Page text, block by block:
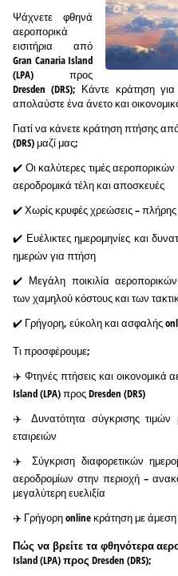
Ψάχνετε φθηνά
αεροπορικά
εισιτήρια από
Gran Canaria Island
(LPA) προς
Dresden (DRS); Κάντε κράτηση
απολαύστε ένα άνετο και
Γιατί να κάνετε κράτηση πτήσης
(DRS) μαζί μας;
✔️ Οι καλύτερες τιμές
αεροδρομικά τέλη και αποσκευές
✔️ Χωρίς κρυφές χρεώσεις –
✔️ Ευέλικτες ημερομηνίες και
ημερών για πτήση
✔️ Μεγάλη ποικιλία
των χαμηλού κόστους και των
✔️ Γρήγορη, εύκολη και ασφαλής
Τι προσφέρουμε;
✈️ Φτηνές πτήσεις και οικονομικά
Island (LPA) προς Dresden (DRS)
✈️ Δυνατότητα σύγκρισης τιμών
εταιρειών
✈️ Σύγκριση διαφορετικών
αεροδρομίων στην περιοχή –
μεγαλύτερη ευελιξία
✈️ Γρήγορη online κράτηση με άμεση
Πώς να βρείτε τα φθηνότερα
Island (LPA) προς Dresden (DRS);